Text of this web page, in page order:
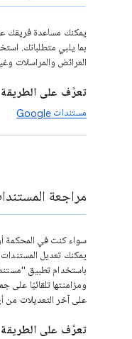
يمكنك مساعدة فريقك
العرائض والمراسلات
تعرَّف على الطريقة
مستندات Google
مراجعة
سواء كنت في المحكمة
يمكنك تعديل
ومزامنتها تلقائيًا على
على آخر التعديلات من
تعرَّف على الطريقة